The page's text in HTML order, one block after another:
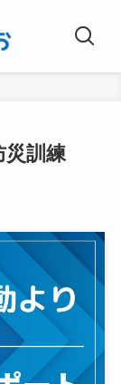
災訓練